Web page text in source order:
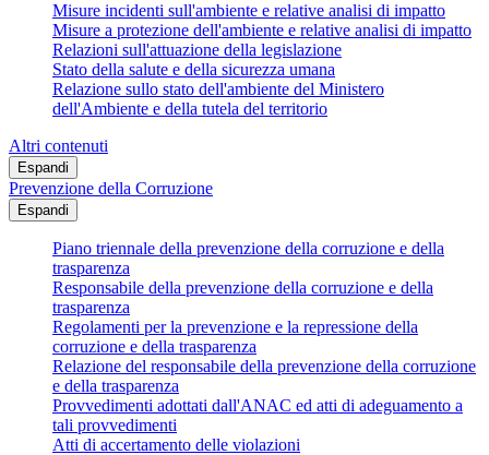
Misure incidenti sull'ambiente e relative analisi di impatto
Misure a protezione dell'ambiente e relative analisi di impatto
Relazioni sull'attuazione della legislazione
Stato della salute e della sicurezza umana
Relazione sullo stato dell'ambiente del Ministero
dell'Ambiente e della tutela del territorio
Altri contenuti
Espandi
Prevenzione della Corruzione
Espandi
Piano triennale della prevenzione della corruzione e della
trasparenza
Responsabile della prevenzione della corruzione e della
trasparenza
Regolamenti per la prevenzione e la repressione della
corruzione e della trasparenza
Relazione del responsabile della prevenzione della corruzione
e della trasparenza
Provvedimenti adottati dall'ANAC ed atti di adeguamento a
tali provvedimenti
Atti di accertamento delle violazioni